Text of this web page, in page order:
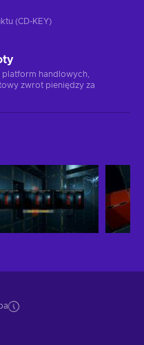
(CD-KEY)
handlowych,
zwrot pieniędzy za